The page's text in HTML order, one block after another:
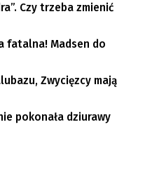
Czy trzeba zmienić
fatalna! Madsen do
Zwycięzcy mają
pokonała dziurawy